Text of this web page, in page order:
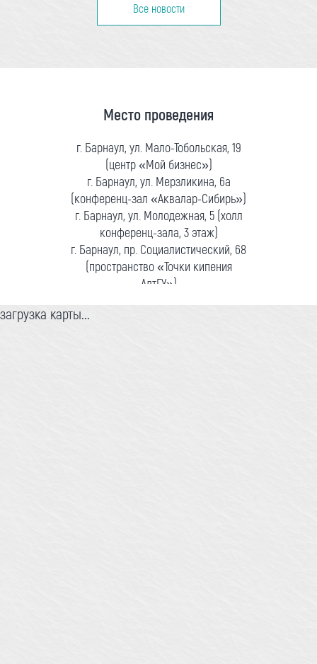
Все новости
Место проведения
г. Барнаул, ул. Мало-Тобольская, 19
(центр «Мой бизнес»)
г. Барнаул, ул. Мерзликина, 6а
(конференц-зал «Аквалар-Сибирь»)
г. Барнаул, ул. Молодежная, 5 (холл
конференц-зала, 3 этаж)
г. Барнаул, пр. Социалистический, 68
(пространство «Точки кипения
АлтГУ»)
загрузка карты...